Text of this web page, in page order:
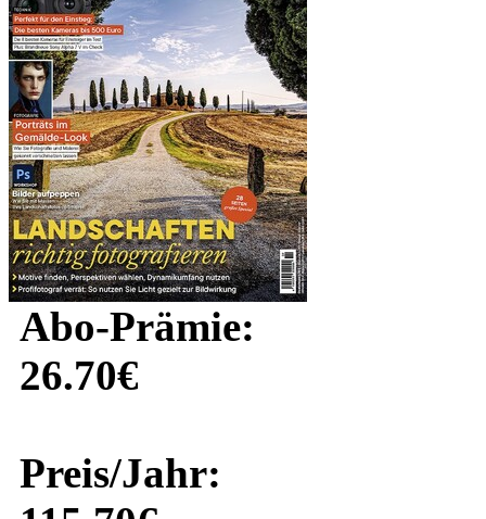
Abo-Prämie:
26.70€
Preis/Jahr: